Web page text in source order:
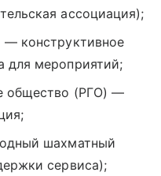
ассоциация);
— конструктивное
для мероприятий;
общество (РГО) —
шахматный
сервиса);